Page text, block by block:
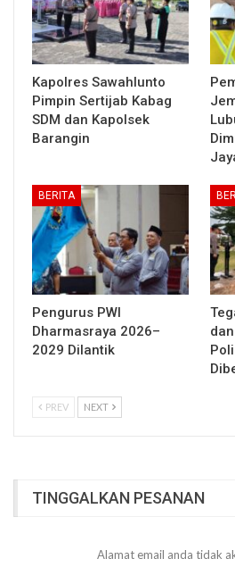
Kapolres Sawahlunto
Pimpin Sertijab Kabag
SDM dan Kapolsek
Barangin
BERITA
Pengurus PWI
Dharmasraya 2026–
2029 Dilantik
PREV NEXT
TINGGALKAN PESANAN
Alamat email anda tidak